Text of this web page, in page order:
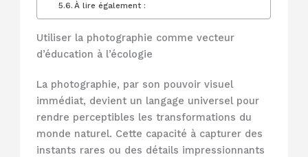
À lire également :
Utiliser la photographie comme vecteur
d’éducation à l’écologie
La photographie, par son pouvoir visuel
immédiat, devient un langage universel pour
rendre perceptibles les transformations du
monde naturel. Cette capacité à capturer des
instants rares ou des détails impressionnants